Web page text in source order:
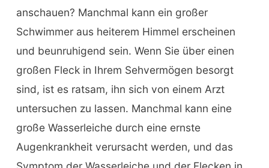
anschauen? Manchmal kann ein großer
Schwimmer aus heiterem Himmel erscheinen
und beunruhigend sein. Wenn Sie über einen
großen Fleck in Ihrem Sehvermögen besorgt
sind, ist es ratsam, ihn sich von einem Arzt
untersuchen zu lassen. Manchmal kann eine
große Wasserleiche durch eine ernste
Augenkrankheit verursacht werden, und das